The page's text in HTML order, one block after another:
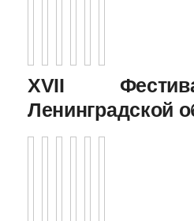
XVII
Ленинградской